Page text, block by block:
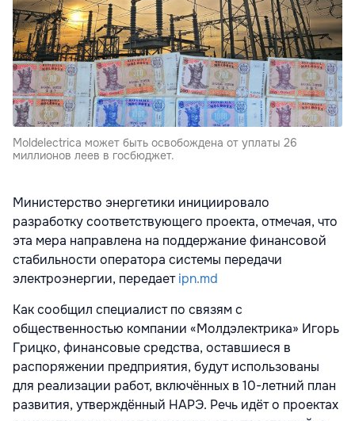
Moldelectrica может быть освобождена от уплаты 26
миллионов леев в госбюджет.
Министерство энергетики инициировало
разработку соответствующего проекта, отмечая, что
эта мера направлена на поддержание финансовой
стабильности оператора системы передачи
электроэнергии, передаетipn.md
Как сообщил специалист по связям с
общественностью компании «Молдэлектрика» Игорь
Грицко, финансовые средства, оставшиеся в
распоряжении предприятия, будут использованы
для реализации работ, включённых в 10-летний план
развития, утверждённый НАРЭ. Речь идёт о проектах